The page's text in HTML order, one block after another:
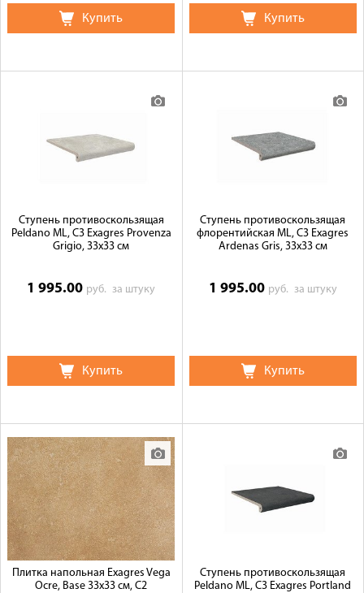
Купить Купить
Ступень противоскользящая
Peldano ML, C3 Exagres Provenza
Grigio, 33x33 см
1 995.00 руб.за штуку
Купить
Ступень противоскользящая
флорентийская ML, C3 Exagres
Ardenas Gris, 33x33 см
1 995.00 руб. за штуку
Купить
Плитка напольная Exagres Vega
Ocre, Base 33x33 см, C2
Ступень противоскользящая
Peldano ML, C3 Exagres Portland